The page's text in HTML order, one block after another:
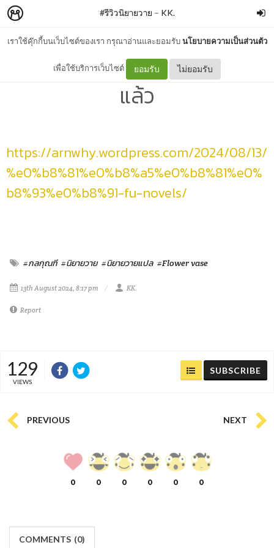
เราใช้คุ๊กกี้บนเว็บไซต์ของเรา กรุณาอ่านและยอมรับนโยบายความเป็นส่วนตัว
เพื่อใช้บริการเว็บไซต์ ยอมรับ ไม่ยอมรับ
#รีวิวนิยายวาย – KK.
รีวิว+สปอย #กลกุณฑี -> ย้าย
แล้ว
https://arnwhy.wordpress.com/2024/08/13/
%e0%b8%81%e0%b8%a5%e0%b8%81%e0%
b8%93%e0%b8%91-fu-novels/
#กลกุณฑี #นิยายวาย #นิยายวายแปล #Flower vase
13th August 2024, 8:17 pm KK.
Report
129
VIEWS
SUBSCRIBE
PREVIOUS NEXT
0 0 0 0 0 0
COMMENTS (0)